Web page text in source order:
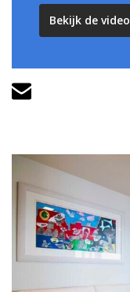
Bekijk de video